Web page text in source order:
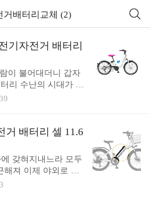
거배터리교체 (2)
기자전거 배터리
이 불어대더니 갑자
리 수난의 시대가 왔
서는 따뜻해질 때
전거 배터리입니다
용하셨다는데 배터
만 충전 용량이 줄
파스, 스로틀 겸용
속도는 24Km구요 등
배터리가 새 것일
거 배터리 셀 11.6
갖혀지내느라 모두
해져 이제 야외로 라
해 보니 배터리가